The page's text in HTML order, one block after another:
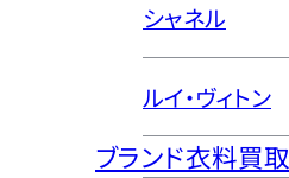
シャネル
ルイ・ヴィトン
ブランド衣料買取